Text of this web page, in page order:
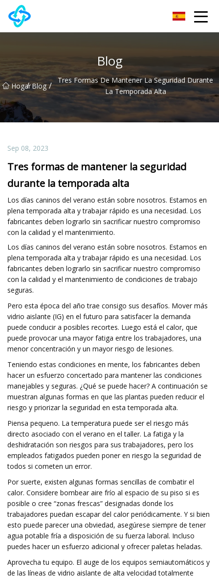
Grupo Co., Ltd de la cerradura de puerta de Chongqing UPVC
Blog
Hogar
/ Blog /
Tres Formas De Mantener La Seguridad Durante
La Temporada Alta
Sep 08, 2023
Tres formas de mantener la seguridad
durante la temporada alta
Los días caninos del verano están sobre nosotros. Estamos en
plena temporada alta y trabajar rápido es una necesidad. Los
fabricantes deben lograrlo sin sacrificar nuestro compromiso
con la calidad y el mantenimiento.
Los días caninos del verano están sobre nosotros. Estamos en
plena temporada alta y trabajar rápido es una necesidad. Los
fabricantes deben lograrlo sin sacrificar nuestro compromiso
con la calidad y el mantenimiento de condiciones de trabajo
seguras.
Pero esta época del año trae consigo sus desafíos. Mover más
vidrio aislante (IG) en el futuro para satisfacer la demanda
puede conducir a posibles recortes. Luego está el calor, que
puede provocar una mayor fatiga entre los trabajadores, una
menor concentración y un mayor riesgo de lesiones.
Teniendo estas condiciones en mente, los fabricantes deben
hacer un esfuerzo concertado para mantener las condiciones
manejables y seguras. ¿Qué se puede hacer? A continuación se
muestran algunas formas en que las plantas pueden reducir el
riesgo y priorizar la seguridad en esta temporada alta.
Piensa pequeno. La temperatura puede ser el riesgo más
directo asociado con el verano en el taller. La fatiga y la
deshidratación son riesgos para sus trabajadores, pero los
empleados fatigados pueden poner en riesgo la seguridad de
todos si cometen un error.
Por suerte, existen algunas formas sencillas de combatir el
calor. Considere bombear aire frío al espacio de su piso si es
posible o cree “zonas frescas” designadas donde los
trabajadores puedan escapar del calor periódicamente. Y si bien
esto puede parecer una obviedad, asegúrese siempre de tener
agua potable fría a disposición de su fuerza laboral. Incluso
puedes hacer un esfuerzo adicional y ofrecer paletas heladas.
Aprovecha tu equipo. El auge de los equipos semiautomáticos y
de las líneas de vidrio aislante de alta velocidad totalmente